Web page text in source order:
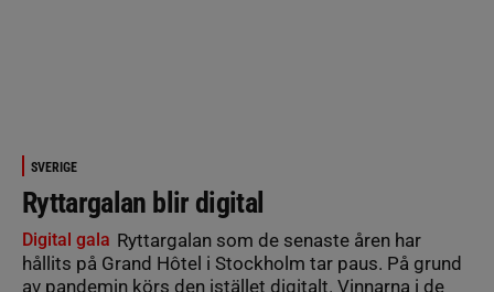
SVERIGE
Ryttargalan blir digital
Digital gala Ryttargalan som de senaste åren har
hållits på Grand Hôtel i Stockholm tar paus. På grund
av pandemin körs den istället digitalt. Vinnarna i de